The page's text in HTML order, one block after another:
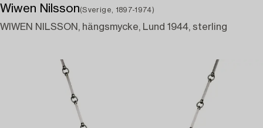
Wiwen Nilsson(Sverige, 1897-1974)
WIWEN NILSSON, hängsmycke, Lund 1944, sterling